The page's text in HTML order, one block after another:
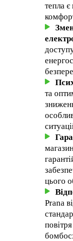
тепла
та
цього
Prana